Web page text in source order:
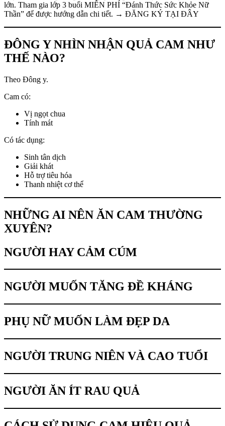
lớn. Tham gia lớp 3 buổi MIỄN PHÍ “Đánh Thức Sức Khỏe Nữ
Thần” để được hướng dẫn chi tiết. → ĐĂNG KÝ TẠI ĐÂY
ĐÔNG Y NHÌN NHẬN QUẢ CAM NHƯ
THẾ NÀO?
Theo Đông y.
Cam có:
Vị ngọt chua
Tính mát
Có tác dụng:
Sinh tân dịch
Giải khát
Hỗ trợ tiêu hóa
Thanh nhiệt cơ thể
NHỮNG AI NÊN ĂN CAM THƯỜNG
XUYÊN?
NGƯỜI HAY CẢM CÚM
NGƯỜI MUỐN TĂNG ĐỀ KHÁNG
PHỤ NỮ MUỐN LÀM ĐẸP DA
NGƯỜI TRUNG NIÊN VÀ CAO TUỔI
NGƯỜI ĂN ÍT RAU QUẢ